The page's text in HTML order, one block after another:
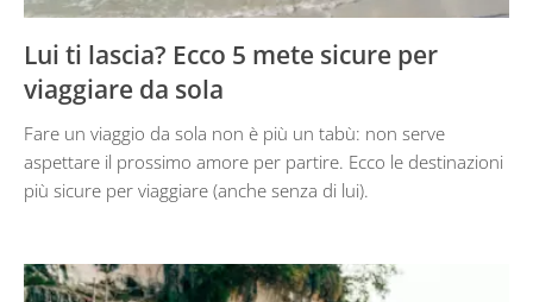
Lui ti lascia? Ecco 5 mete sicure per
viaggiare da sola
Fare un viaggio da sola non è più un tabù: non serve
aspettare il prossimo amore per partire. Ecco le destinazioni
più sicure per viaggiare (anche senza di lui).